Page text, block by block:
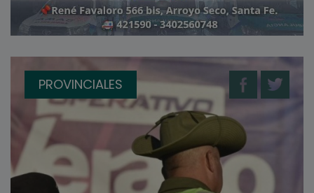
PROVINCIALES